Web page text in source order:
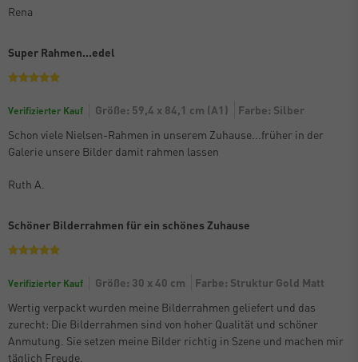
Rena
Super Rahmen...edel
Verifizierter Kauf Größe: 59,4 x 84,1 cm (A1)
Farbe: Silber
Schon viele Nielsen-Rahmen in unserem Zuhause...früher in der
Galerie unsere Bilder damit rahmen lassen
Ruth A.
Schöner Bilderrahmen für ein schönes Zuhause
Verifizierter Kauf Größe: 30 x 40 cm
Farbe: Struktur Gold Matt
Wertig verpackt wurden meine Bilderrahmen geliefert und das
zurecht: Die Bilderrahmen sind von hoher Qualität und schöner
Anmutung. Sie setzen meine Bilder richtig in Szene und machen mir
täglich Freude.